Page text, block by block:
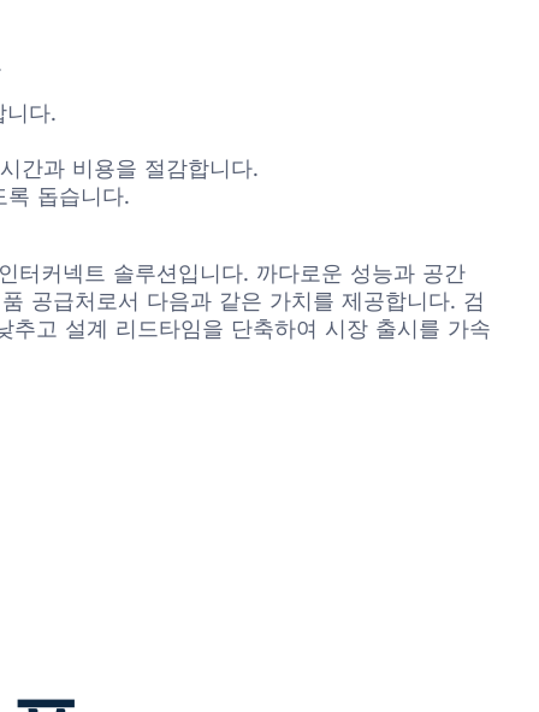
니다.
간과 비용을 절감합니다.
록 돕습니다.
터커넥트 솔루션입니다. 까다로운 성능과 공간
공급처로서 다음과 같은 가치를 제공합니다. 검
고 설계 리드타임을 단축하여 시장 출시를 가속